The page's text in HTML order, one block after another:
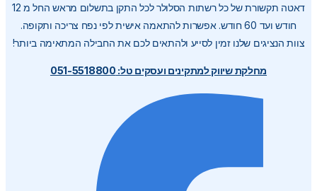
דאטה תקשורת של כל רשתות הסלולר לכל התקן בתשלום מראש החל מ 12
חודש ועד 60 חודש. אפשרות להתאמה אישית לפי נפח צריכה ותקופה.
צוות הנציגים שלנו זמין לסייע ולהתאים לכם את החבילה המתאימה ביותר!
מחלקת שיווק למתקינים ועסקים טל: 051-5518800